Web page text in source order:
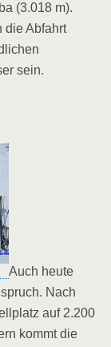
(3.018 m).
die Abfahrt
sein.
Auch heute
Nach
auf 2.200
kommt die